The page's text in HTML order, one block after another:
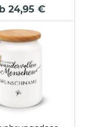
Name
24,95 €